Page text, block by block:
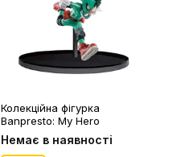
Колекційна фігурка
Banpresto: My Hero
Academia: Colosseum vol.1:
Izuku Midoriya, (199055)
Немає в наявності